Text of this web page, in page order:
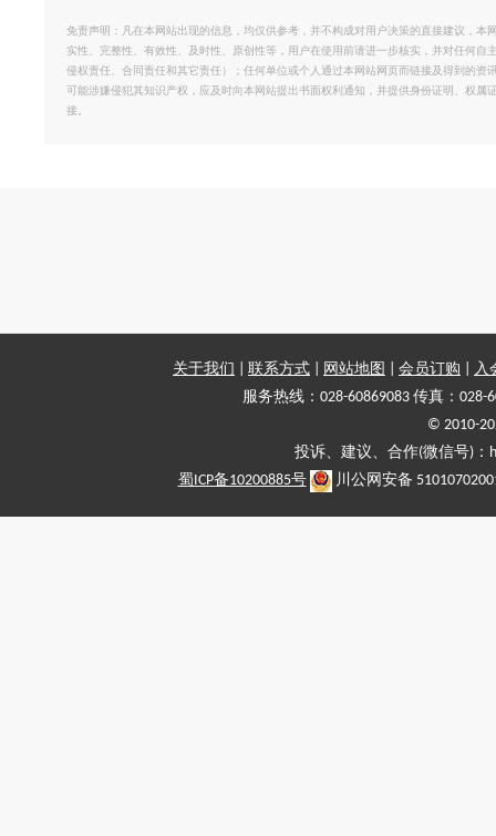
免责声明：凡在本网站出现的信息，均仅供参考，并不构成对用户决策的直接建议，
实性、完整性、有效性、及时性、原创性等，用户在使用前请进一步核实，并对任何
侵权责任、合同责任和其它责任）；任何单位或个人通过本网站网页而链接及得到的
可能涉嫌侵犯其知识产权，应及时向本网站提出书面权利通知，并提供身份证明、权
接。
关于我们 联系方式 网站地图 会员订购
入
服务热线：028-60869083 传真：028-
© 2010-
投诉、建议、合作(微信号)
蜀ICP备10200885号
川公网安备